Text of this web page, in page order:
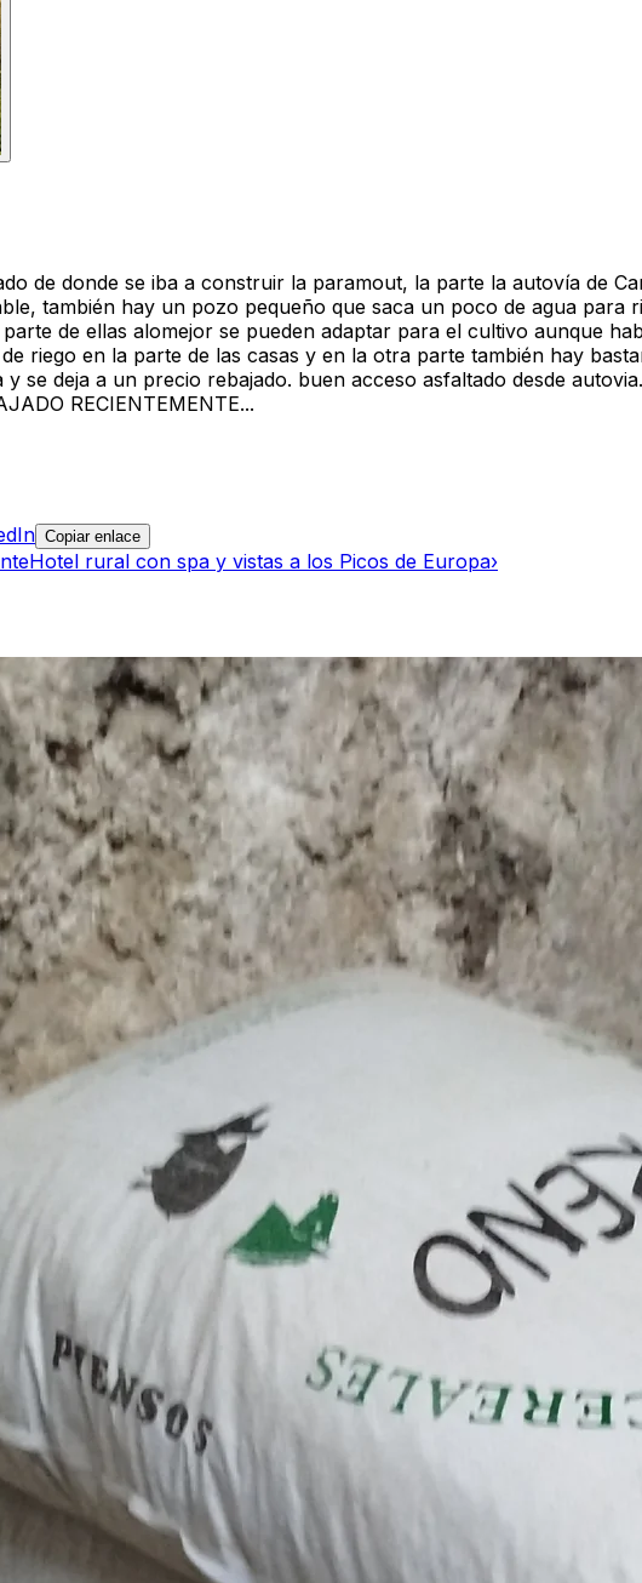
de donde se iba a construir la paramout, la parte la autovía de
también hay un pozo pequeño que saca un poco de agua
de ellas alomejor se pueden adaptar para el cultivo aunque
riego en la parte de las casas y en la otra parte también hay
se deja a un precio rebajado. buen acceso asfaltado desde
RECIENTEMENTE...
Copiar enlace
Hotel rural con spa y vistas a los Picos de Europa›